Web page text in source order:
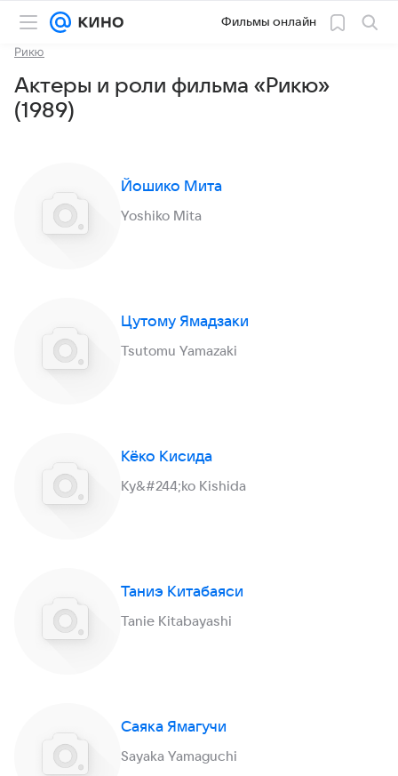
Фильмы онлайн
Рикю
Актеры и роли фильма «Рикю»
(1989)
Йошико Мита
Yoshiko Mita
Цутому Ямадзаки
Tsutomu Yamazaki
Кёко Кисида
Ky&#244;ko Kishida
Таниэ Китабаяси
Tanie Kitabayashi
Саяка Ямагучи
Sayaka Yamaguchi